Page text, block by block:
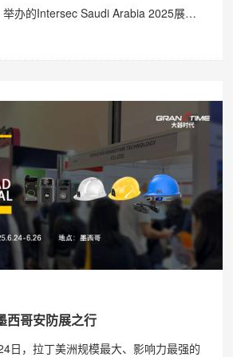
办的Intersec Saudi Arabia 2025展会
AR眼镜等创新解决方案惊艳亮相，以
西哥安防展之行
日，拉丁美洲规模最大、影响力最强的